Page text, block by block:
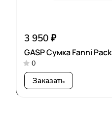
3 950 ₽
GASP Сумка Fanni Pack
0
Заказать